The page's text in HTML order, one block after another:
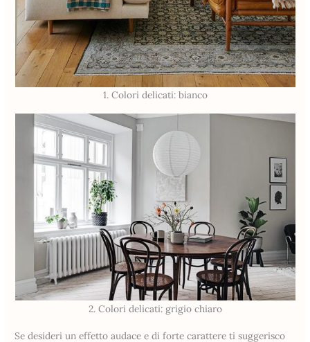
1. Colori delicati: bianco
2. Colori delicati: grigio chiaro
Se desideri un effetto audace e di forte carattere ti suggerisco